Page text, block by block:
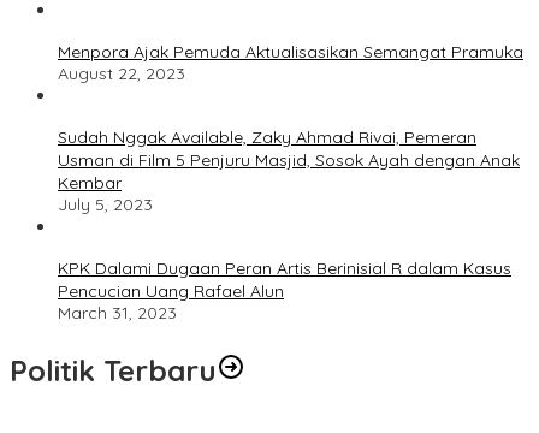
Menpora Ajak Pemuda Aktualisasikan Semangat Pramuka
August 22, 2023
Sudah Nggak Available, Zaky Ahmad Rivai, Pemeran
Usman di Film 5 Penjuru Masjid, Sosok Ayah dengan Anak
Kembar
July 5, 2023
KPK Dalami Dugaan Peran Artis Berinisial R dalam Kasus
Pencucian Uang Rafael Alun
March 31, 2023
Politik Terbaru